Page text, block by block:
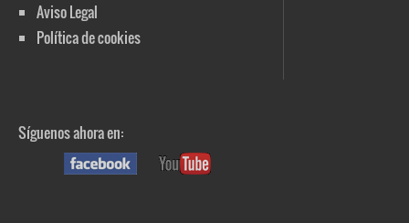
Aviso Legal
Política de cookies
Síguenos ahora en: